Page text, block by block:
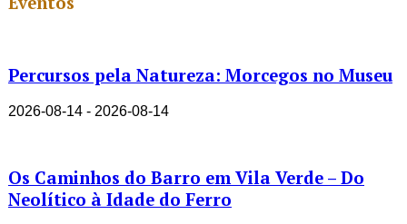
Percursos pela Natureza: Morcegos no Museu
2026-08-14 - 2026-08-14
Os Caminhos do Barro em Vila Verde – Do
Neolítico à Idade do Ferro